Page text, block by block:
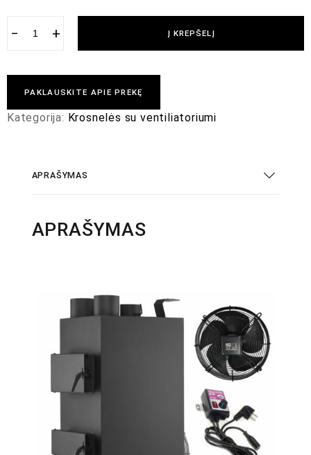
− + Į KREPŠELĮ
PAKLAUSKITE APIE PREKĘ
Kategorija: Krosnelės su ventiliatoriumi
APRAŠYMAS
APRAŠYMAS